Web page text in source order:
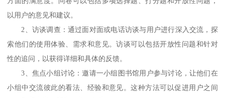
以用户的意见和建议。
2、 访谈调查：通过面对面或电话访谈与用户进行深入交流，探
索他们的使用体验、需求和意见。访谈可以包括开放性问题和针对
性的追问，以获得详细和具体的反馈。
3、 焦点小组讨论：邀请一小组图书馆用户参与讨论，让他们在
小组中交流彼此的看法、经验和意见。这种方法可以促进用户之间